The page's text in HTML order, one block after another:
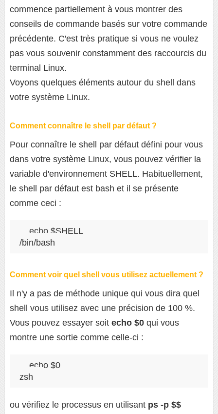
commence partiellement à vous montrer des
conseils de commande basés sur votre commande
précédente. C'est très pratique si vous ne voulez
pas vous souvenir constamment des raccourcis du
terminal Linux.
Voyons quelques éléments autour du shell dans
votre système Linux.
Comment connaître le shell par défaut ?
Pour connaître le shell par défaut défini pour vous
dans votre système Linux, vous pouvez vérifier la
variable d'environnement SHELL. Habituellement,
le shell par défaut est bash et il se présente
comme ceci :
echo $SHELL
/bin/bash
Comment voir quel shell vous utilisez actuellement ?
Il n'y a pas de méthode unique qui vous dira quel
shell vous utilisez avec une précision de 100 %.
Vous pouvez essayer soit echo $0 qui vous
montre une sortie comme celle-ci :
echo $0
zsh
ou vérifiez le processus en utilisant ps -p $$